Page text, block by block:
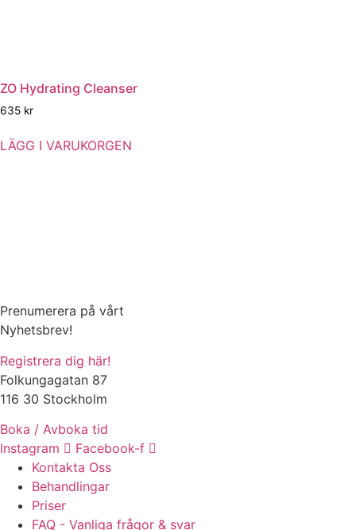
ZO Hydrating Cleanser
635 kr
LÄGG I VARUKORGEN
Prenumerera på vårt
Nyhetsbrev!
Registrera dig här!
Folkungagatan 87
116 30 Stockholm
Boka / Avboka tid
Instagram
Facebook-f
Kontakta Oss
Behandlingar
Priser
FAQ - Vanliga frågor & svar